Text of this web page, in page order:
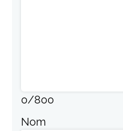
0/800
Nom